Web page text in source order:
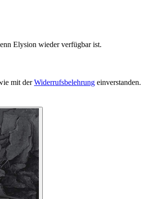
Elysion wieder verfügbar ist.
mit derWiderrufsbelehrung einverstanden.